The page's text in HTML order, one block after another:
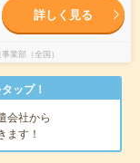
詳しく見る
業部（全国）
ップ！
会社から
ます！